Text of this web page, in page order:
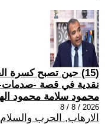
(15) حين تصبح كسرة
نقدية في قصة -
محمود سلامة محمود
2026 / 8 / 8
الارهاب, الحرب والسلام